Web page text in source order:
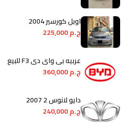
اوبل كورسير 2004
ج.م 225,000
عربيه بى واى دى F3 للبيع
ج.م 360,000
دايو لانوس 2 2007
ج.م 240,000